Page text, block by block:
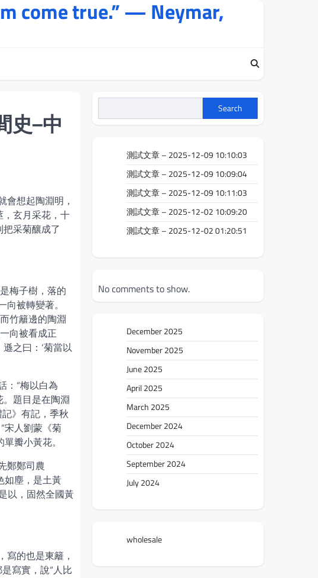
come true.” — Neymar,
史–中
會想起陶淵明，
玄月采花，十
采菊釀成了
梅子樹，落的
被轉變著。
竹籬邊的陶淵
向被看成正
之曰：‘菊當以
：“梅以白為
題目是在陶淵
》有記，季秋
宋人劉蒙《菊
瓣小黃花。
鄭鄭司農
如塵，是土黃
以，固然全國黃
的也是東籬，
寫實，說“人比
Search
測試文章 – 2025-12-09 10:10:03
測試文章 – 2025-12-09 10:09:04
測試文章 – 2025-12-09 10:11:03
測試文章 – 2025-12-02 10:09:20
測試文章 – 2025-12-02 01:20:51
No comments to show.
December 2025
November 2025
June 2025
April 2025
March 2025
December 2024
October 2024
September 2024
July 2024
wholesale